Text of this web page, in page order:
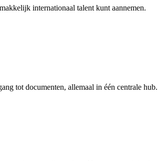
internationaal talent kunt aannemen.
tot documenten, allemaal in één centrale hub.